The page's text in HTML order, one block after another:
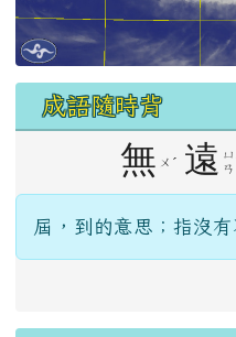
成語隨時背
無 ㄨ ˊ 遠 ㄩ
ㄢ
屆，到的意思；指沒有